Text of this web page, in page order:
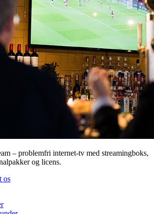
– problemfri internet-tv med streamingboks,
og licens.
os